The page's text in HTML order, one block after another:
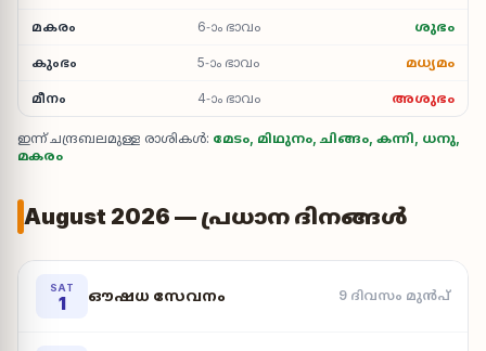
മകരം 6-ാം ഭാവം ശുഭം
കുംഭം 5-ാം ഭാവം മധ്യമം
മീനം 4-ാം ഭാവം അശുഭം
ഇന്ന് ചന്ദ്രബലമുള്ള രാശികൾ: മേടം, മിഥുനം, ചിങ്ങം, കന്നി, ധനു,
മകരം
August 2026 — പ്രധാന ദിനങ്ങൾ
SAT
1 ഔഷധ സേവനം 9 ദിവസം മുൻപ്